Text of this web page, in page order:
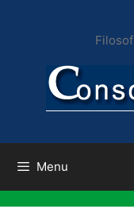
conteúdo
Menu